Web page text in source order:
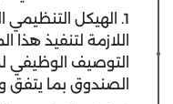
1. الهيكل التنظيمي
اللازمة لتنفيذ
التوصيف الوظيفي
الصندوق بما يتفق